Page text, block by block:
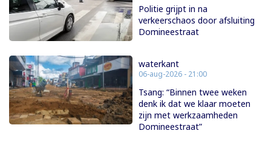
Politie grijpt in na
verkeerschaos door afsluiting
Domineestraat
waterkant
06-aug-2026 - 21:00
Tsang: “Binnen twee weken
denk ik dat we klaar moeten
zijn met werkzaamheden
Domineestraat”